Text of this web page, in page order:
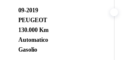
09-2019
PEUGEOT
130.000 Km
Automatico
Gasolio